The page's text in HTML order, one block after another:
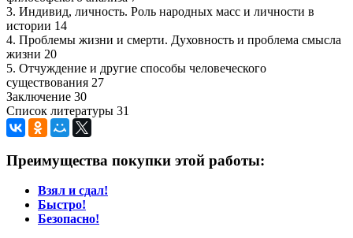
3. Индивид, личность. Роль народных масс и личности в
истории 14
4. Проблемы жизни и смерти. Духовность и проблема смысла
жизни 20
5. Отчуждение и другие способы человеческого
существования 27
Заключение 30
Список литературы 31
Преимущества покупки этой работы:
Взял и сдал!
Быстро!
Безопасно!